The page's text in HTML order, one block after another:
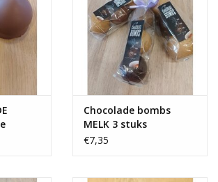
Chocolade bombs
MELK 3 stuks
€7,35